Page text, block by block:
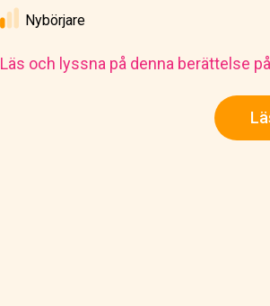
Nybörjare
Läs och lyssna på denna berättelse